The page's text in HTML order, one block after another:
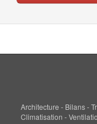
Architecture - Bilans -
Climatisation -